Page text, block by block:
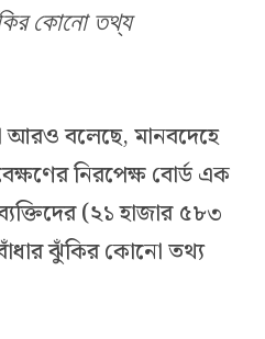
কোনো তথ্য
আরও বলেছে, মানবদেহে
নিরপেক্ষ বোর্ড এক
(২১ হাজার ৫৮৩
ঝুঁকির কোনো তথ্য